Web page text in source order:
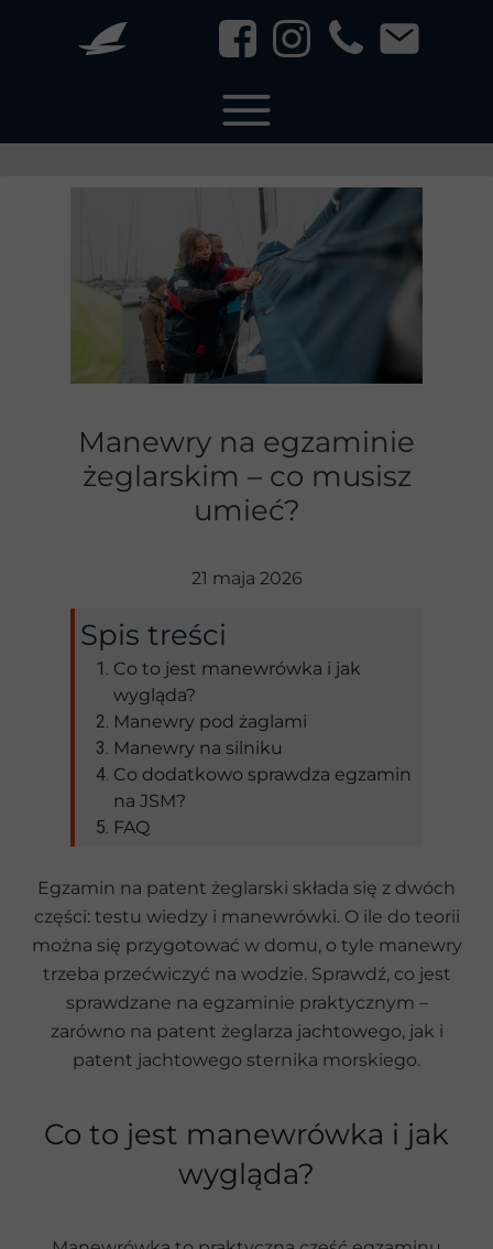
Egzamin na patent żeglarski składa się z dwóch
części: testu wiedzy i manewrówki. O ile do teorii
można się przygotować w domu, o tyle manewry
trzeba przećwiczyć na wodzie. Sprawdź, co jest
sprawdzane na egzaminie praktycznym –
zarówno na patent żeglarza jachtowego, jak i
patent jachtowego sternika morskiego.
Co to jest manewrówka i jak
wygląda?
21 maja 2026
Spis treści
Co to jest manewrówka i jak
wygląda?
Manewry pod żaglami
Manewry na silniku
Co dodatkowo sprawdza egzamin
na JSM?
FAQ
Manewry na egzaminie
żeglarskim – co musisz
umieć?